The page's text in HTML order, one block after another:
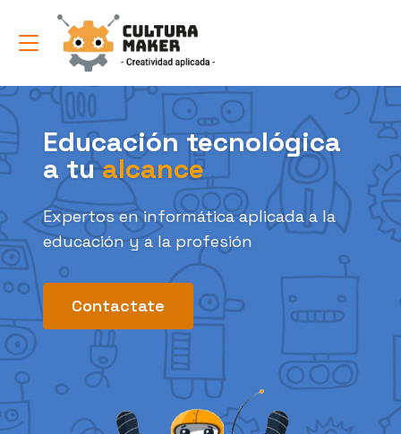
Educación tecnológica
a tualcance
Expertos en informática aplicada a la
educacióny a la profesión
Contactate